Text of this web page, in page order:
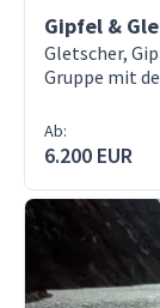
Gipfel &
Gletscher,
Gruppe mit
Ab:
6.200 EUR